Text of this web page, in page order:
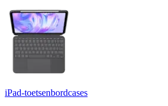
iPad-toetsenbordcases